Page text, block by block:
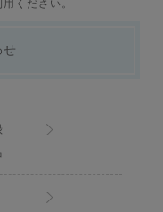
ください。